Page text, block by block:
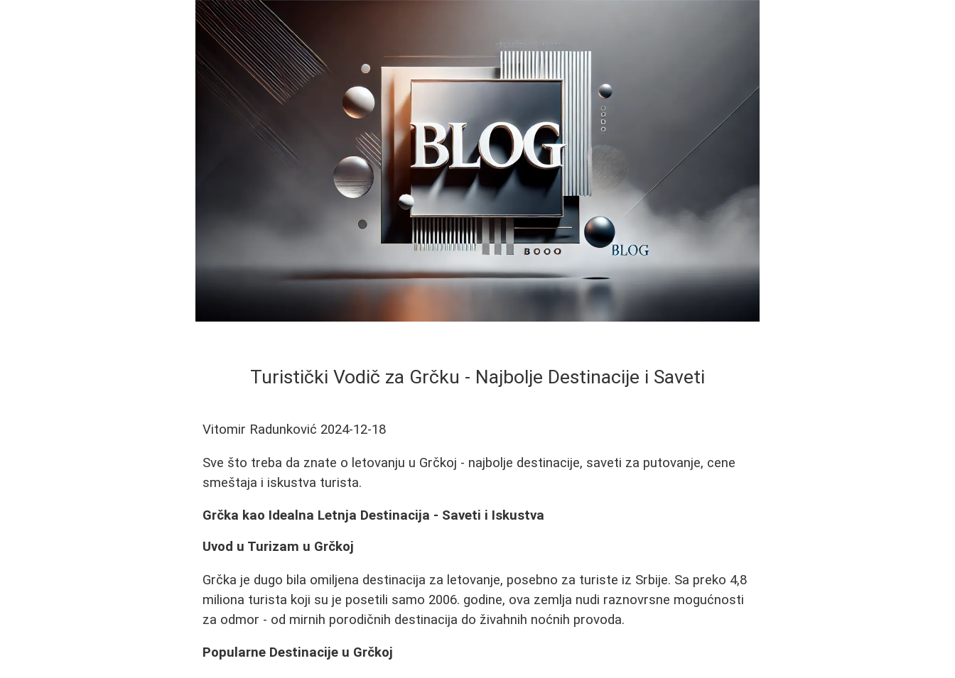
Turistički Vodič za Grčku - Najbolje Destinacije i Saveti
Vitomir Radunković 2024-12-18
Sve što treba da znate o letovanju u Grčkoj - najbolje destinacije, saveti za putovanje, cene
smeštaja i iskustva turista.
Grčka kao Idealna Letnja Destinacija - Saveti i Iskustva
Uvod u Turizam u Grčkoj
Grčka je dugo bila omiljena destinacija za letovanje, posebno za turiste iz Srbije. Sa preko 4,8
miliona turista koji su je posetili samo 2006. godine, ova zemlja nudi raznovrsne mogućnosti
za odmor - od mirnih porodičnih destinacija do živahnih noćnih provoda.
Popularne Destinacije u Grčkoj